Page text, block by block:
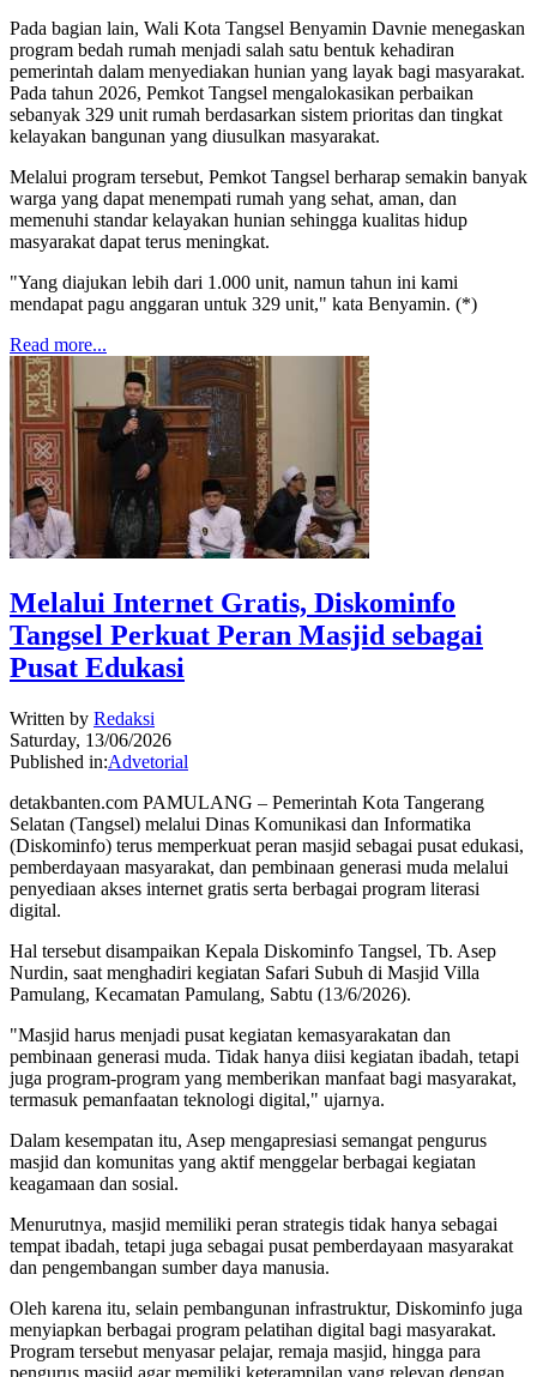
Pada bagian lain, Wali Kota Tangsel Benyamin Davnie menegaskan
program bedah rumah menjadi salah satu bentuk kehadiran
pemerintah dalam menyediakan hunian yang layak bagi masyarakat.
Pada tahun 2026, Pemkot Tangsel mengalokasikan perbaikan
sebanyak 329 unit rumah berdasarkan sistem prioritas dan tingkat
kelayakan bangunan yang diusulkan masyarakat.
Melalui program tersebut, Pemkot Tangsel berharap semakin banyak
warga yang dapat menempati rumah yang sehat, aman, dan
memenuhi standar kelayakan hunian sehingga kualitas hidup
masyarakat dapat terus meningkat.
"Yang diajukan lebih dari 1.000 unit, namun tahun ini kami
mendapat pagu anggaran untuk 329 unit," kata Benyamin. (*)
Read more...
Melalui Internet Gratis, Diskominfo
Tangsel Perkuat Peran Masjid sebagai
Pusat Edukasi
Written by Redaksi
Saturday, 13/06/2026
Published in:Advetorial
detakbanten.com PAMULANG – Pemerintah Kota Tangerang
Selatan (Tangsel) melalui Dinas Komunikasi dan Informatika
(Diskominfo) terus memperkuat peran masjid sebagai pusat edukasi,
pemberdayaan masyarakat, dan pembinaan generasi muda melalui
penyediaan akses internet gratis serta berbagai program literasi
digital.
Hal tersebut disampaikan Kepala Diskominfo Tangsel, Tb. Asep
Nurdin, saat menghadiri kegiatan Safari Subuh di Masjid Villa
Pamulang, Kecamatan Pamulang, Sabtu (13/6/2026).
"Masjid harus menjadi pusat kegiatan kemasyarakatan dan
pembinaan generasi muda. Tidak hanya diisi kegiatan ibadah, tetapi
juga program-program yang memberikan manfaat bagi masyarakat,
termasuk pemanfaatan teknologi digital," ujarnya.
Dalam kesempatan itu, Asep mengapresiasi semangat pengurus
masjid dan komunitas yang aktif menggelar berbagai kegiatan
keagamaan dan sosial.
Menurutnya, masjid memiliki peran strategis tidak hanya sebagai
tempat ibadah, tetapi juga sebagai pusat pemberdayaan masyarakat
dan pengembangan sumber daya manusia.
Oleh karena itu, selain pembangunan infrastruktur, Diskominfo juga
menyiapkan berbagai program pelatihan digital bagi masyarakat.
Program tersebut menyasar pelajar, remaja masjid, hingga para
pengurus masjid agar memiliki keterampilan yang relevan dengan